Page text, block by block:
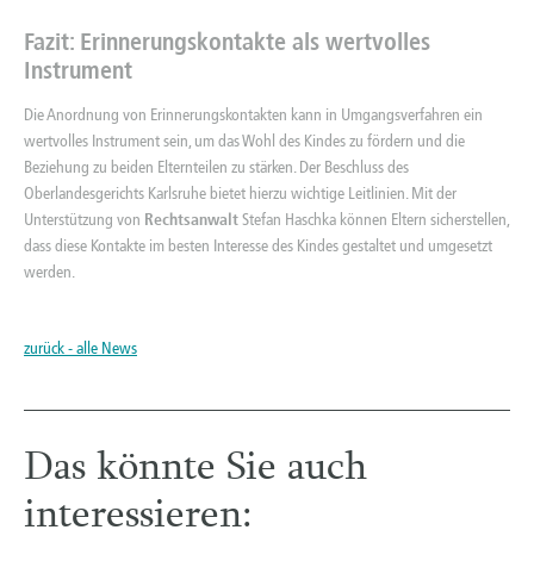
Fazit: Erinnerungskontakte als wertvolles
Instrument
Die Anordnung von Erinnerungskontakten kann in Umgangsverfahren ein
wertvolles Instrument sein, um das Wohl des Kindes zu fördern und die
Beziehung zu beiden Elternteilen zu stärken. Der Beschluss des
Oberlandesgerichts Karlsruhe bietet hierzu wichtige Leitlinien. Mit der
Unterstützung von RechtsanwaltStefan Haschka können Eltern sicherstellen,
dass diese Kontakte im besten Interesse des Kindes gestaltet und umgesetzt
werden.
zurück - alle News
Das könnte Sie auch
interessieren: